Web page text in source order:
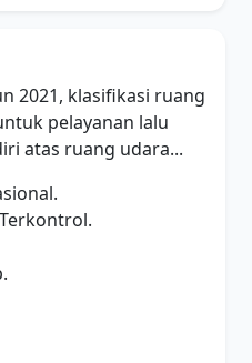
2021, klasifikasi ruang
pelayanan lalu
atas ruang udara...